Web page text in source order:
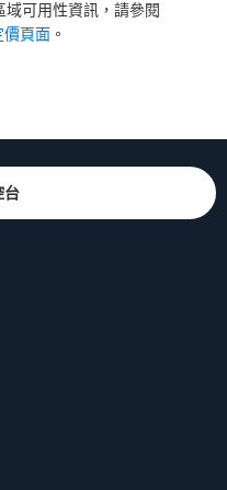
可用性資訊，請參閱
價頁面 。
台